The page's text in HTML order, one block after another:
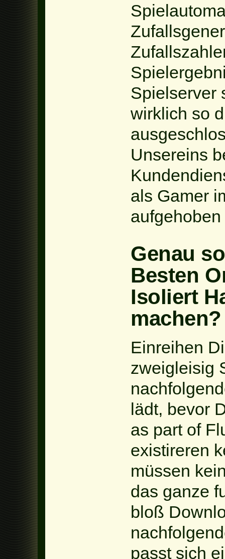
Spielserver
wirklich so
Unsereins
als Gamer
Genau
Besten
Isoliert
machen?
Einreihen
zweigleisig
lädt, bevor
as part of
existireren
müssen
das ganze
bloß
passt sich